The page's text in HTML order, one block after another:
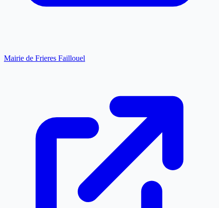
Mairie de Frieres Faillouel